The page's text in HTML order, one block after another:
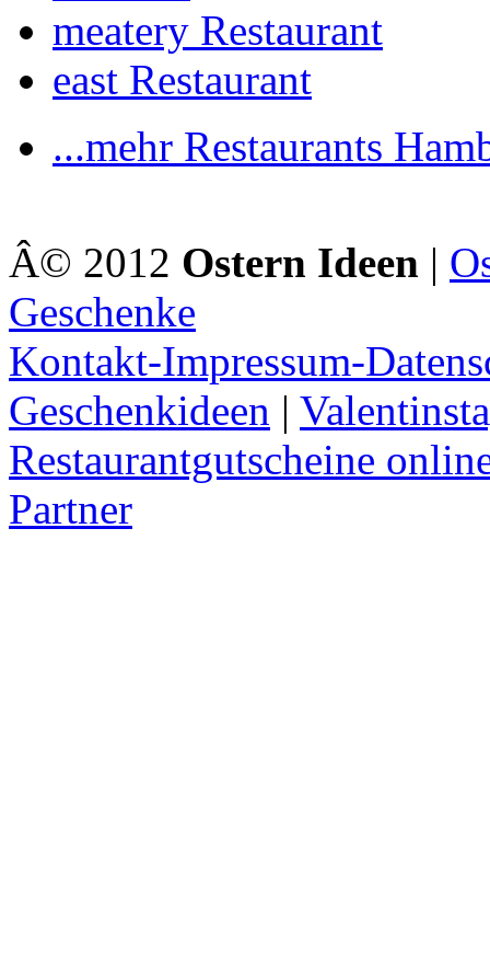
meatery Restaurant
east Restaurant
...mehr Restaurants
Â© 2012 Ostern Ideen |
Geschenke
Kontakt-Impressum-
Geschenkideen |
Restaurantgutscheine
Partner